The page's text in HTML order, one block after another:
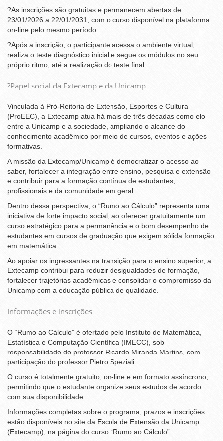
?As inscrições são gratuitas e permanecem abertas de
23/01/2026 a 22/01/2031, com o curso disponível na plataforma
on-line pelo mesmo período.
?Após a inscrição, o participante acessa o ambiente virtual,
realiza o teste diagnóstico inicial e segue os módulos no seu
próprio ritmo, até a realização do teste final.
?Papel social da Extecamp e da Unicamp
Vinculada à Pró-Reitoria de Extensão, Esportes e Cultura
(ProEEC), a Extecamp atua há mais de três décadas como elo
entre a Unicamp e a sociedade, ampliando o alcance do
conhecimento acadêmico por meio de cursos, eventos e ações
formativas.
A missão da Extecamp/Unicamp é democratizar o acesso ao
saber, fortalecer a integração entre ensino, pesquisa e extensão
e contribuir para a formação contínua de estudantes,
profissionais e da comunidade em geral.
Dentro dessa perspectiva, o “Rumo ao Cálculo” representa uma
iniciativa de forte impacto social, ao oferecer gratuitamente um
curso estratégico para a permanência e o bom desempenho de
estudantes em cursos de graduação que exigem sólida formação
em matemática.
Ao apoiar os ingressantes na transição para o ensino superior, a
Extecamp contribui para reduzir desigualdades de formação,
fortalecer trajetórias acadêmicas e consolidar o compromisso da
Unicamp com a educação pública de qualidade.
Informações e inscrições
O “Rumo ao Cálculo” é ofertado pelo Instituto de Matemática,
Estatística e Computação Científica (IMECC), sob
responsabilidade do professor Ricardo Miranda Martins, com
participação do professor Pietro Speziali.
O curso é totalmente gratuito, on-line e em formato assíncrono,
permitindo que o estudante organize seus estudos de acordo
com sua disponibilidade.
Informações completas sobre o programa, prazos e inscrições
estão disponíveis no site da Escola de Extensão da Unicamp
(Extecamp), na página do curso “Rumo ao Cálculo”.